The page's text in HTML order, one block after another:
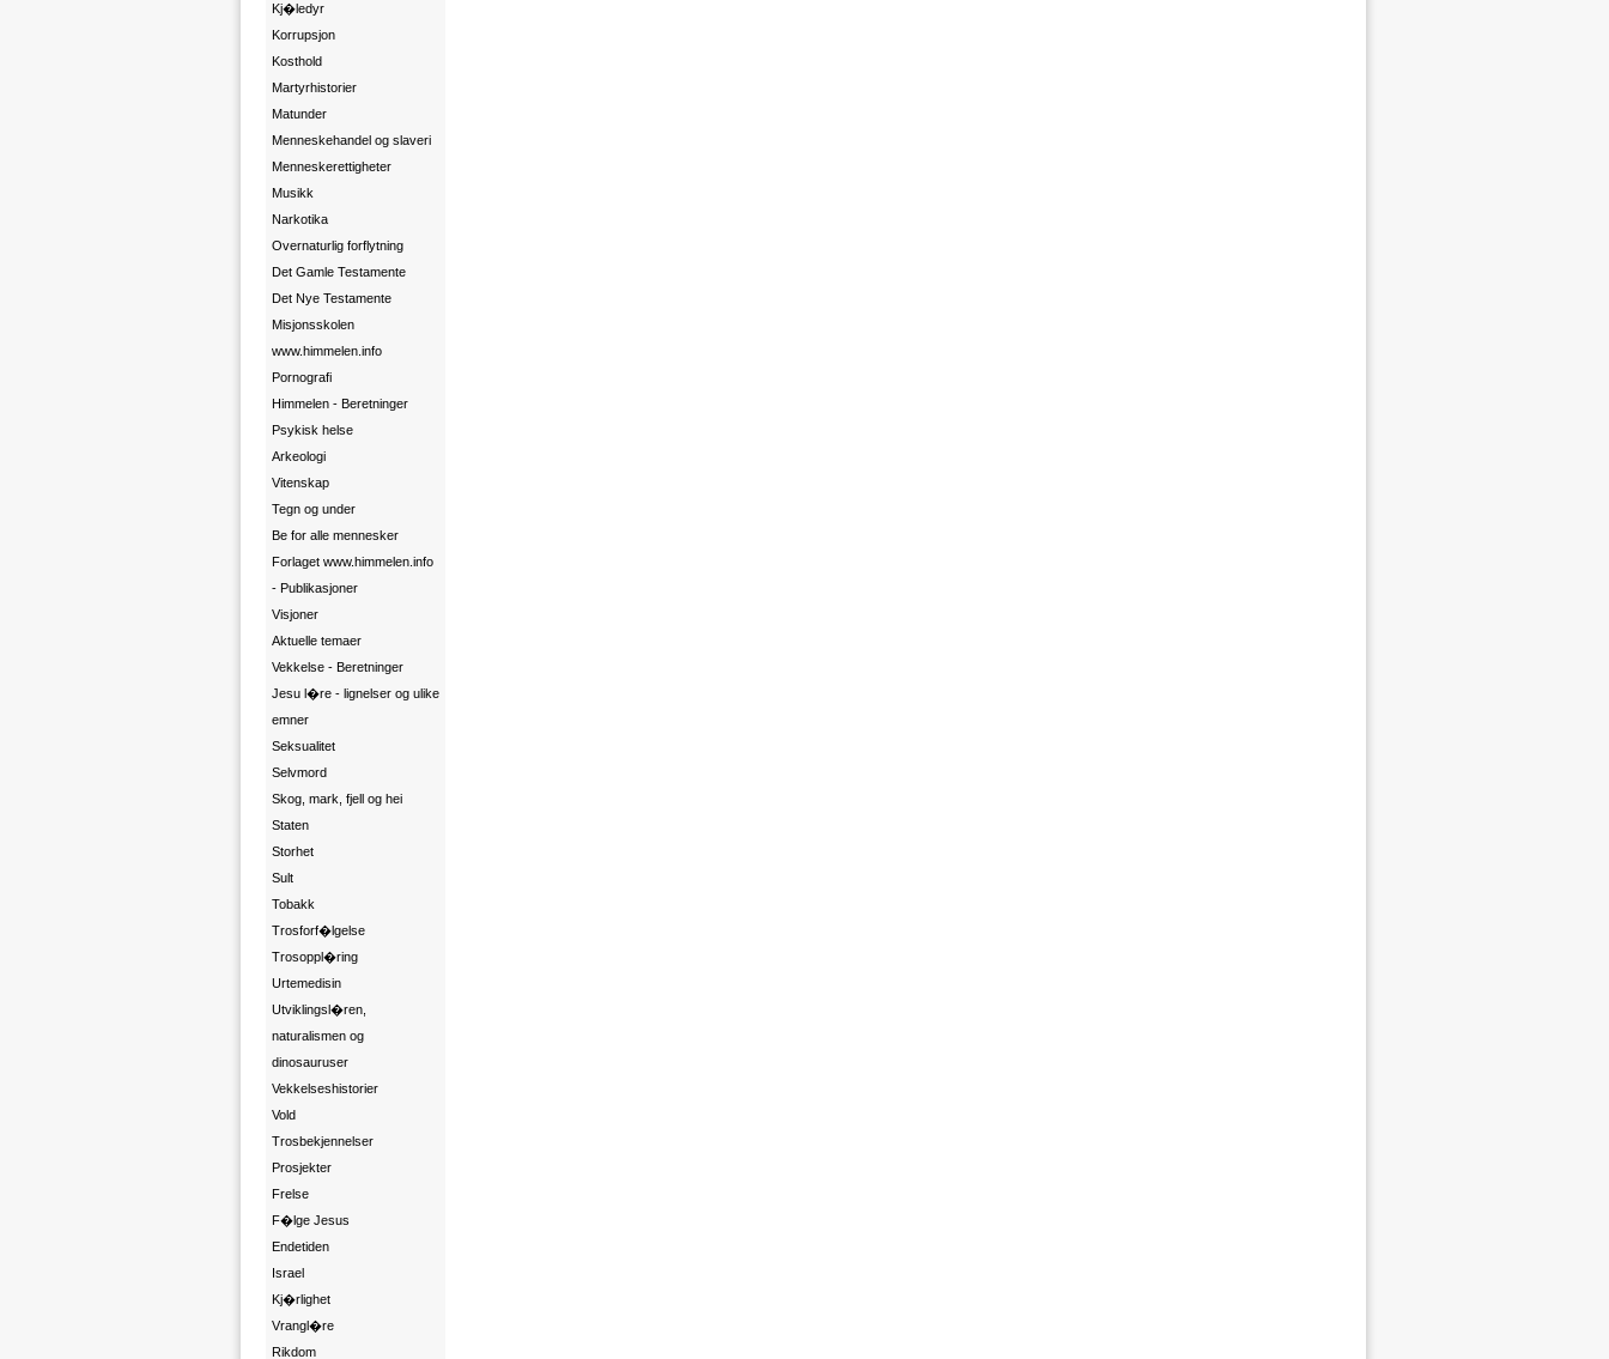
Kj�ledyr
Korrupsjon
Kosthold
Martyrhistorier
Matunder
Menneskehandel og slaveri
Menneskerettigheter
Musikk
Narkotika
Overnaturlig forflytning
Det Gamle Testamente
Det Nye Testamente
Misjonsskolen
www.himmelen.info
Pornografi
Himmelen - Beretninger
Psykisk helse
Arkeologi
Vitenskap
Tegn og under
Be for alle mennesker
Forlaget www.himmelen.info
- Publikasjoner
Visjoner
Aktuelle temaer
Vekkelse - Beretninger
Jesu l�re - lignelser og ulike
emner
Seksualitet
Selvmord
Skog, mark, fjell og hei
Staten
Storhet
Sult
Tobakk
Trosforf�lgelse
Trosoppl�ring
Urtemedisin
Utviklingsl�ren,
naturalismen og
dinosauruser
Vekkelseshistorier
Vold
Trosbekjennelser
Prosjekter
Frelse
F�lge Jesus
Endetiden
Israel
Kj�rlighet
Vrangl�re
Rikdom